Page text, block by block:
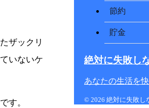
ザックリ
いないケ
す。
節約
貯金
絶対に失敗し
あなたの生活を
© 2026 絶対に失敗し